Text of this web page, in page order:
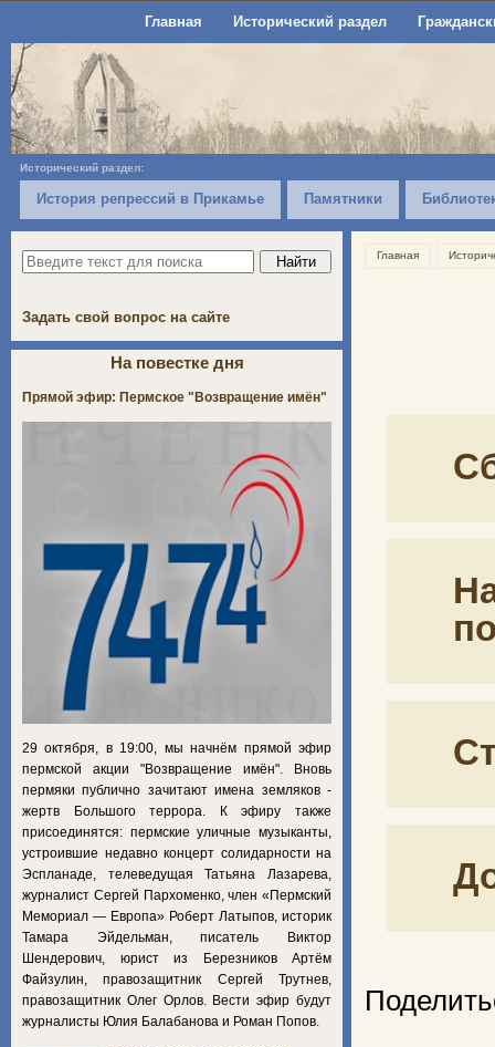
Главная Исторический раздел
Исторический раздел:
История репрессий в Прикамье Памятники
Главная
Задать свой вопрос на сайте
На повестке дня
Прямой эфир: Пермское "Возвращение имён"
29 октября, в 19:00, мы начнём прямой эфир
пермской акции "Возвращение имён". Вновь
пермяки публично зачитают имена земляков -
жертв Большого террора. К эфиру также
присоединятся: пермские уличные музыканты,
устроившие недавно концерт солидарности на
Эспланаде, телеведущая Татьяна Лазарева,
журналист Сергей Пархоменко, член «Пермский
Мемориал — Европа» Роберт Латыпов, историк
Тамара Эйдельман, писатель Виктор
Шендерович, юрист из Березников Артём
Файзулин, правозащитник Сергей Трутнев,
правозащитник Олег Орлов. Вести эфир будут
журналисты Юлия Балабанова и Роман Попов.